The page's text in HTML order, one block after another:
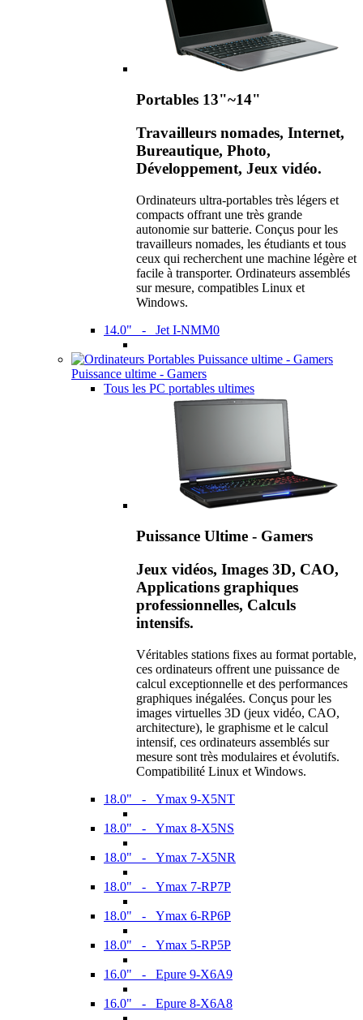
Portables 13"~14"
Travailleurs nomades, Internet,
Bureautique, Photo,
Développement, Jeux vidéo.
Ordinateurs ultra-portables très légers et
compacts offrant une très grande
autonomie sur batterie. Conçus pour les
travailleurs nomades, les étudiants et tous
ceux qui recherchent une machine légère et
facile à transporter. Ordinateurs assemblés
sur mesure, compatibles Linux et
Windows.
14.0" - Jet I-NMM0
Puissance ultime - Gamers
Tous les PC portables ultimes
Puissance Ultime - Gamers
Jeux vidéos, Images 3D, CAO,
Applications graphiques
professionnelles, Calculs
intensifs.
Véritables stations fixes au format portable,
ces ordinateurs offrent une puissance de
calcul exceptionnelle et des performances
graphiques inégalées. Conçus pour les
images virtuelles 3D (jeux vidéo, CAO,
architecture), le graphisme et le calcul
intensif, ces ordinateurs assemblés sur
mesure sont très modulaires et évolutifs.
Compatibilité Linux et Windows.
18.0" - Ymax 9-X5NT
18.0" - Ymax 8-X5NS
18.0" - Ymax 7-X5NR
18.0" - Ymax 7-RP7P
18.0" - Ymax 6-RP6P
18.0" - Ymax 5-RP5P
16.0" - Epure 9-X6A9
16.0" - Epure 8-X6A8